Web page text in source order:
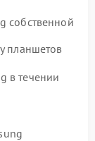
собственной
планшетов
в течении